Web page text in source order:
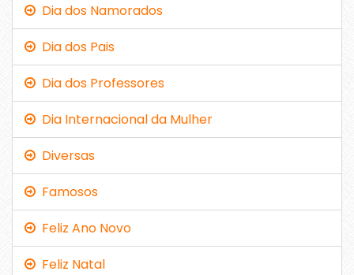
Dia dos Namorados
Dia dos Pais
Dia dos Professores
Dia Internacional da Mulher
Diversas
Famosos
Feliz Ano Novo
Feliz Natal